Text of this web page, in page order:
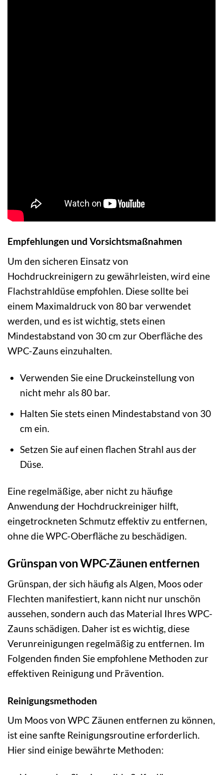
Empfehlungen und Vorsichtsmaßnahmen
Um den sicheren Einsatz von
Hochdruckreinigern zu gewährleisten, wird eine
Flachstrahldüse empfohlen. Diese sollte bei
einem Maximaldruck von 80 bar verwendet
werden, und es ist wichtig, stets einen
Mindestabstand von 30 cm zur Oberfläche des
WPC-Zauns einzuhalten.
Verwenden Sie eine Druckeinstellung von
nicht mehr als 80 bar.
Halten Sie stets einen Mindestabstand von 30
cm ein.
Setzen Sie auf einen flachen Strahl aus der
Düse.
Eine regelmäßige, aber nicht zu häufige
Anwendung der Hochdruckreiniger hilft,
eingetrockneten Schmutz effektiv zu entfernen,
ohne die WPC-Oberfläche zu beschädigen.
Grünspan von WPC-Zäunen entfernen
Grünspan, der sich häufig als Algen, Moos oder
Flechten manifestiert, kann nicht nur unschön
aussehen, sondern auch das Material Ihres WPC-
Zauns schädigen. Daher ist es wichtig, diese
Verunreinigungen regelmäßig zu entfernen. Im
Folgenden finden Sie empfohlene Methoden zur
effektiven Reinigung und Prävention.
Reinigungsmethoden
Um Moos von WPC Zäunen entfernen zu können,
ist eine sanfte Reinigungsroutine erforderlich.
Hier sind einige bewährte Methoden: